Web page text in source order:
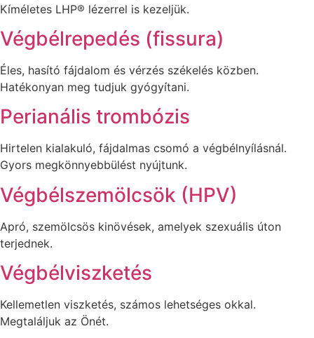
Kíméletes LHP® lézerrel is kezeljük.
Végbélrepedés (fissura)
Éles, hasító fájdalom és vérzés székelés közben.
Hatékonyan meg tudjuk gyógyítani.
Perianális trombózis
Hirtelen kialakuló, fájdalmas csomó a végbélnyílásnál.
Gyors megkönnyebbülést nyújtunk.
Végbélszemölcsök (HPV)
Apró, szemölcsös kinövések, amelyek szexuális úton
terjednek.
Végbélviszketés
Kellemetlen viszketés, számos lehetséges okkal.
Megtaláljuk az Önét.